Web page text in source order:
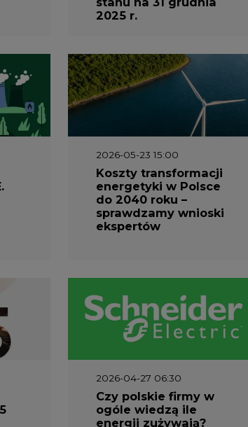
Koszty transformacji
energetyki w Polsce
do 2040 roku –
sprawdzamy wnioski
ekspertów
Czy polskie firmy w
ogóle wiedzą ile
energii zużywają?
Raport Schneider